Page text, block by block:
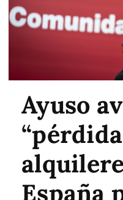
Ayuso
España